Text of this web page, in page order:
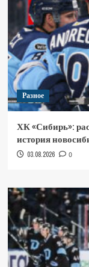
Разное
ХК «Сибирь»:
история
03.08.2026 0